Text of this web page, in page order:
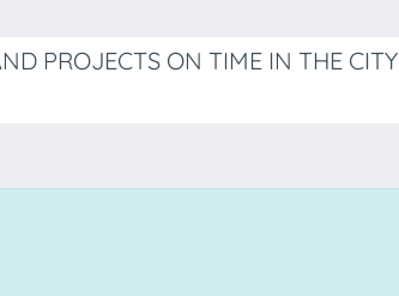
PROJECTS ON TIME IN THE CITY